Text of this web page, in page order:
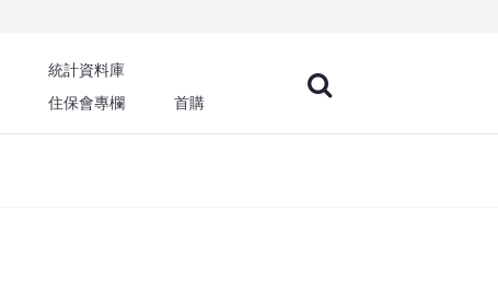
統計資料庫
住保會專欄 首購